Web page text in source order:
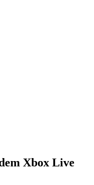
Xbox Live